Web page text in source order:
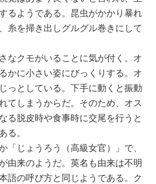
るようである。昆虫がかかり暴れ
糸を掃き出しグルグル巻きにして
なクモがいることに気が付く。オ
かに小さい姿にびっくりする。オ
っとしている。下手に動くと振動
てしまうからだ。そのため、オス
る脱皮時や食事時に交尾を行うと
る。
「じょうろう（高級女官）」で、
由来のようだ。英名も由来は不明
語の呼び方と同じようである。ク